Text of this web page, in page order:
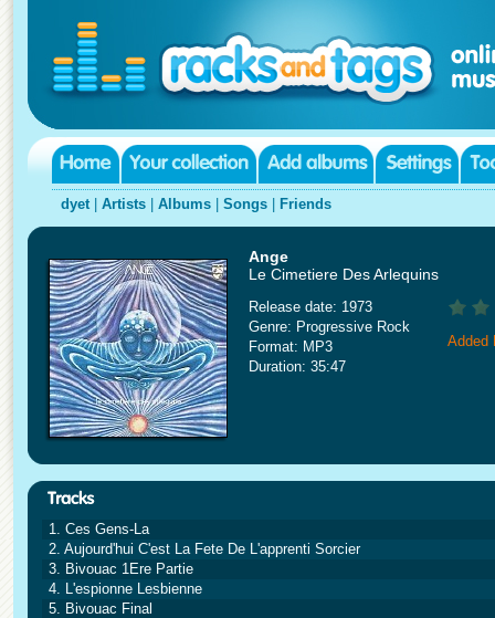
dyet| Artists Albums Songs Friends
Ange
Le Cimetiere Des Arlequins
Release date: 1973
Genre: Progressive Rock
Format: MP3
Duration: 35:47
Added
1. Ces Gens-La
2. Aujourd'hui C'est La Fete De L'apprenti Sorcier
3. Bivouac 1Ere Partie
4. L'espionne Lesbienne
5. Bivouac Final